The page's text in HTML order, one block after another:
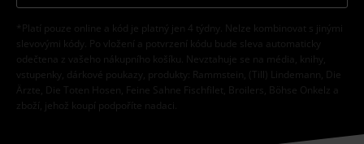
*Platí pouze online a kód je platný jen 4 týdny. Nelze kombinovat s jinými
slevovými kódy. Po vložení a potvrzení kódu bude sleva automaticky
odečtena z vašeho nákupního košíku. Nevztahuje se na média, knihy,
vstupenky, dárkové poukazy, produkty: Rammstein, (Till) Lindemann, Die
Ärzte, Die Toten Hosen, Feine Sahne Fischfilet, Broilers, Böhse Onkelz a
zboží, jehož koupí podpoříte nadaci.